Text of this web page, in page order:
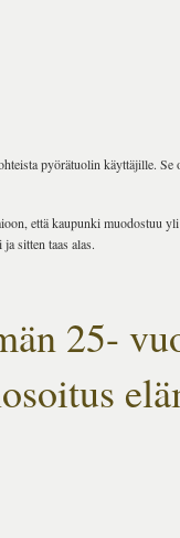
pyörätuolin käyttäjille. Se
että kaupunki muodostuu yli
sitten taas alas.
25-